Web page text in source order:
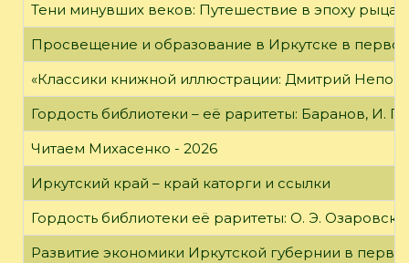
Тени минувших веков: Путешествие в эпоху
Просвещение и образование в Иркутске в
«Классики книжной иллюстрации: Дмитрий
Гордость библиотеки – её раритеты: Баранов, И.
Читаем Михасенко - 2026
Иркутский край – край каторги и ссылки
Гордость библиотеки её раритеты: О. Э.
Развитие экономики Иркутской губернии в